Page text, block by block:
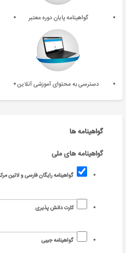
گواهینامه پایان دوره معتبر
دسترسی به محتوای آموزشی آنلاین
گواهینامه ها
گواهینامه های ملی
گواهینامه رایگان فارسی و لاتین
کارت دانش پذیری
گواهینامه جیبی